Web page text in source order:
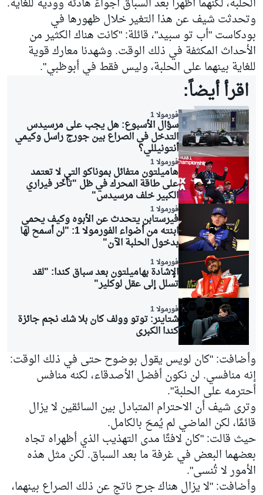
وتحدثت شيف عن هذا التغير خلال ظهورها في
بودكاست "أب تو سبيد"، قائلة: "كانت هناك الكثير من
الأحداث المكثفة في ذلك الوقت. وشهدنا معارك قوية
للغاية بينهما على الحلبة، وليس فقط في أبوظبي".
اقرأ أيضاً:
فورمولا 1
سؤال الأسبوع: هل يجب على مرسيدس
التدخل في الصراع بين جورج راسل وكيمي
أنتونيللي؟
فورمولا 1
هاميلتون متفائل بموناكو التي لا تعتمد
على طاقة المحرك في ظل "تأخّر فيراري
الكبير خلف مرسيدس"
فورمولا 1
فيرستابن يتحدث عن الأبوه وكيف يحمي
ابنته من أضواء الفورمولا 1: "لن أسمح لها
بدخول الحلبة الآن"
فورمولا 1
الإشادة بهاميلتون بعد سباق كندا: "لقد
تسلل إلى عقل لوكلير"
فورمولا 1
شتاينر: توتو وولف كان بلا شك نجم جائزة
كندا الكبرى
وأضافت: "كان لويس يقول بوضوح حتى في ذلك الوقت:
إنه منافسي. لن نكون أفضل الأصدقاء، لكنه منافس
أحترمه على الحلبة".
وترى شيف أن الاحترام المتبادل بين السائقين لا يزال
قائمًا، لكن الماضي لم يُمحَ بالكامل.
حيث قالت: "كان لافتًا مدى التهذيب الذي أظهراه تجاه
بعضهما البعض في غرفة ما بعد السباق. لكن مثل هذه
الأمور لا تُنسى".
وأضافت: "لا يزال هناك جرح ناتج عن ذلك الصراع بينهما،